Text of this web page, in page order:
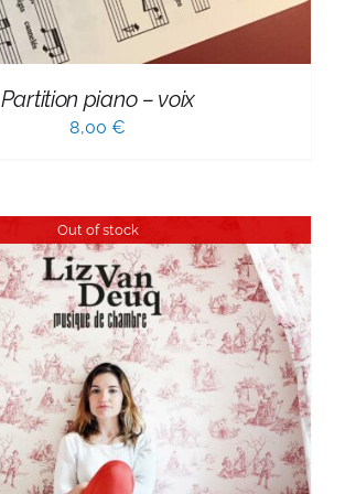
Partition piano – voix
8,00€
Out of stock